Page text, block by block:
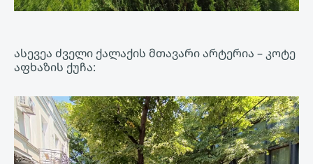
ასევეა ძველი ქალაქის მთავარი არტერია – კოტე
აფხაზის ქუჩა: